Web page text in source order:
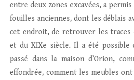
entre deux zones excavées, a
fouilles anciennes, dont les déblais
cet endroit, de retrouver les traces
et du XIXe siècle. Il a été possible
passé dans la maison d’Orion,
effondrée, comment les meubles